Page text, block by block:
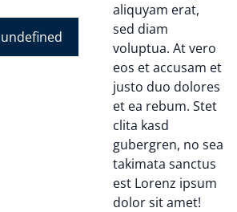
undefined
aliquyam erat,
sed diam
voluptua. At vero
eos et accusam et
justo duo dolores
et ea rebum. Stet
clita kasd
gubergren, no sea
takimata sanctus
est Lorenz ipsum
dolor sit amet!